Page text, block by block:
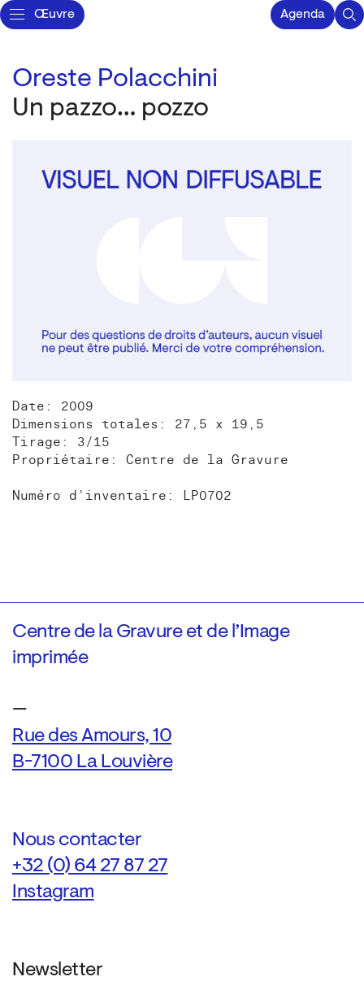
Œuvre Agenda
Oreste Polacchini
Un pazzo… pozzo
Date: 2009
Dimensions totales: 27,5 x 19,5
Tirage: 3/15
Propriétaire: Centre de la Gravure
Numéro d'inventaire: LP0702
Centre de la Gravure et de l’Image
imprimée
—
Rue des Amours, 10
B-7100 La Louvière
Nous contacter
+32 (0) 64 27 87 27
Instagram
Newsletter